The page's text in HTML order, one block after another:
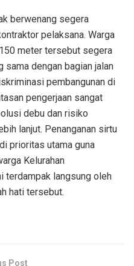
berwenang segera
pelaksana. Warga
meter tersebut segera
sama dengan bagian jalan
pembangunan di
pengerjaan sangat
debu dan risiko
lanjut. Penanganan sirtu
prioritas utama guna
Kelurahan
terdampak langsung oleh
hati tersebut.
Post